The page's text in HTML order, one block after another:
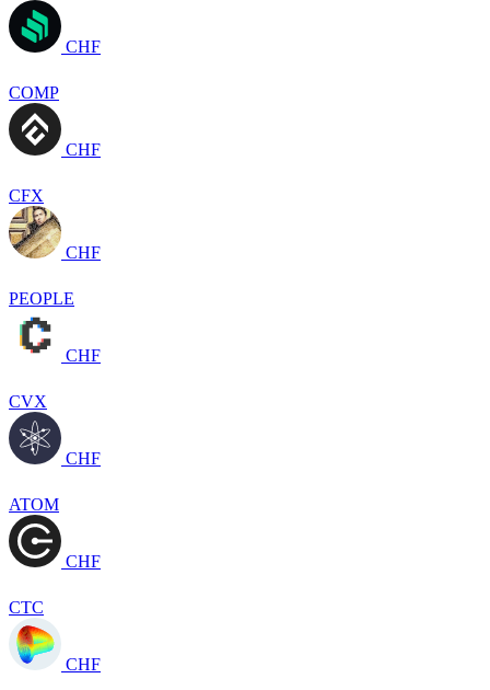
CHF
COMP
CHF
CFX
CHF
PEOPLE
CHF
CVX
CHF
ATOM
CHF
CTC
CHF